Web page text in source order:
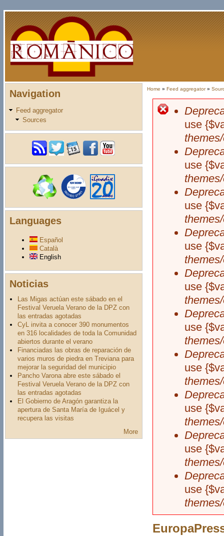
Skip to main content
Navigation
Feed aggregator
Sources
Languages
Español
Català
English
Noticias
Las Migas actúan este sábado en el
Festival Veruela Verano de la DPZ con
las entradas agotadas
CyL invita a conocer 390 monumentos
en 316 localidades de toda la Comunidad
abiertos durante el verano
Financiadas las obras de reparación de
varios muros de piedra en Treviana para
mejorar la seguridad del municipio
Pancho Varona abre este sábado el
Festival Veruela Verano de la DPZ con
las entradas agotadas
El Gobierno de Aragón garantiza la
apertura de Santa María de Iguácel y
recupera las visitas
More
You are here
Home » Feed aggregator»
Error
use
use
use
use
use
use
use
use
use
use